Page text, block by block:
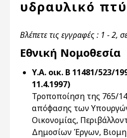
υδραυλικό
Βλέπετε τις εγγραφές : 1 - 2,
Εθνική Νομοθεσία
Υ.Α. οικ. Β 11481/523/
11.4.1997)
Τροποποίηση της 765/
απόφασης των
Οικονομίας,
Δημοσίων Έργων,